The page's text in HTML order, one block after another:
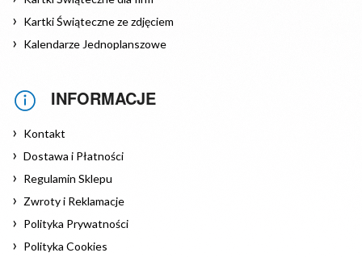
Kartki Świąteczne ze zdjęciem
Kalendarze Jednoplanszowe
INFORMACJE
Kontakt
Dostawa i Płatności
Regulamin Sklepu
Zwroty i Reklamacje
Polityka Prywatności
Polityka Cookies